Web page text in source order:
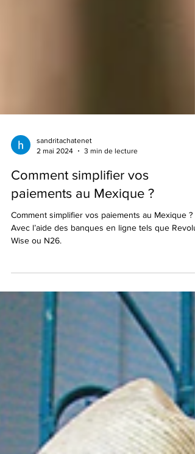
2 mai 2024
3 min de lecture
Comment simplifier vos
paiements au Mexique ?
Comment simplifier vos paiements au Mexique ?